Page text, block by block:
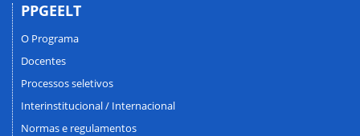
PPGEELT
O Programa
Docentes
Processos seletivos
Interinstitucional / Internacional
Normas e regulamentos